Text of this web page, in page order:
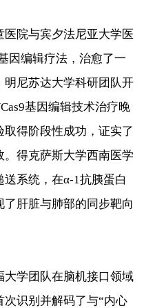
院与宾夕法尼亚大学医
因编辑疗法，治愈了一
尼苏达大学科研团队开
基因编辑技术治疗晚
得阶段性成功，证实了
得克萨斯大学西南医学
系统，在α-1抗胰蛋白
肝脏与肺部的同步靶向
学团队在脑机接口领域
识别并解码了与“内心